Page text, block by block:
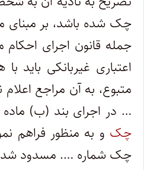
چک شده باشد، بر مبنای
جمله قانون اجرای
اعتباری غیربانکی باید
متبوع، به آن مراجع
… در اجرای بند (ب) ماده (۵)
چک و به منظور فراهم
چک شماره …. مسدود